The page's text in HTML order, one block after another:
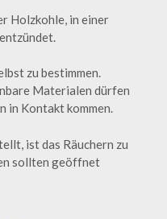
Holzkohle, in einer
zu bestimmen.
Materialen dürfen
in Kontakt kommen.
ist das Räuchern zu
sollten geöffnet